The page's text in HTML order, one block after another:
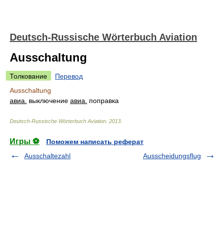
Deutsch-Russische Wörterbuch Aviation
Ausschaltung
Толкование
Перевод
Ausschaltung
авиа.
выключение авиа. поправка
Deutsch-Russische Wörterbuch Aviation 2013
Игры ⚽
Поможем написать реферат
Ausschaltezahl
Ausscheidungsflug